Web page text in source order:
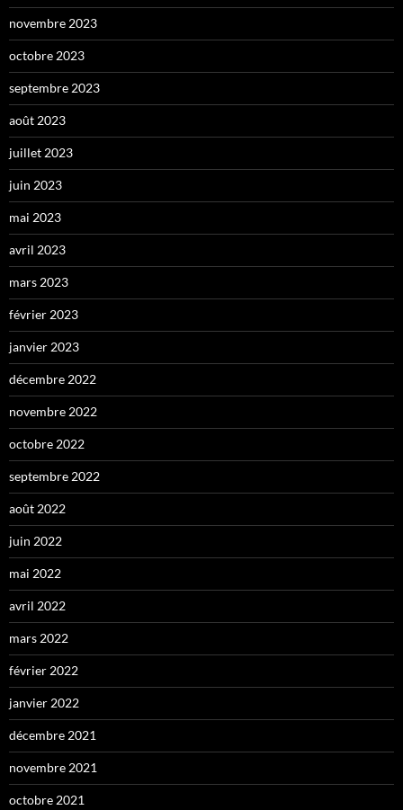
novembre 2023
octobre 2023
septembre 2023
août 2023
juillet 2023
juin 2023
mai 2023
avril 2023
mars 2023
février 2023
janvier 2023
décembre 2022
novembre 2022
octobre 2022
septembre 2022
août 2022
juin 2022
mai 2022
avril 2022
mars 2022
février 2022
janvier 2022
décembre 2021
novembre 2021
octobre 2021